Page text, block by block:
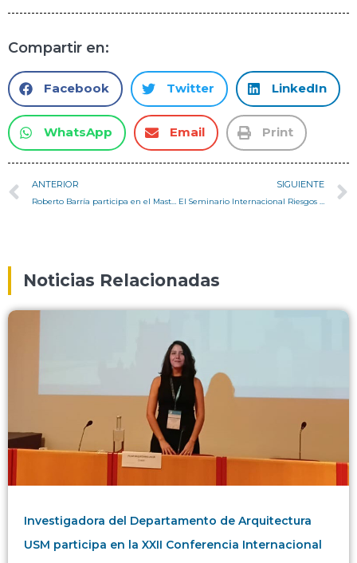
Compartir en:
Facebook Twitter LinkedIn
WhatsApp Email Print
ANTERIOR SIGUIENTE
Noticias Relacionadas
Investigadora del Departamento de Arquitectura
USM participa en la XXII Conferencia Internacional